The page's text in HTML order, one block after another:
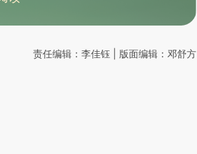
责任编辑：李佳钰 | 版面编辑：邓舒方